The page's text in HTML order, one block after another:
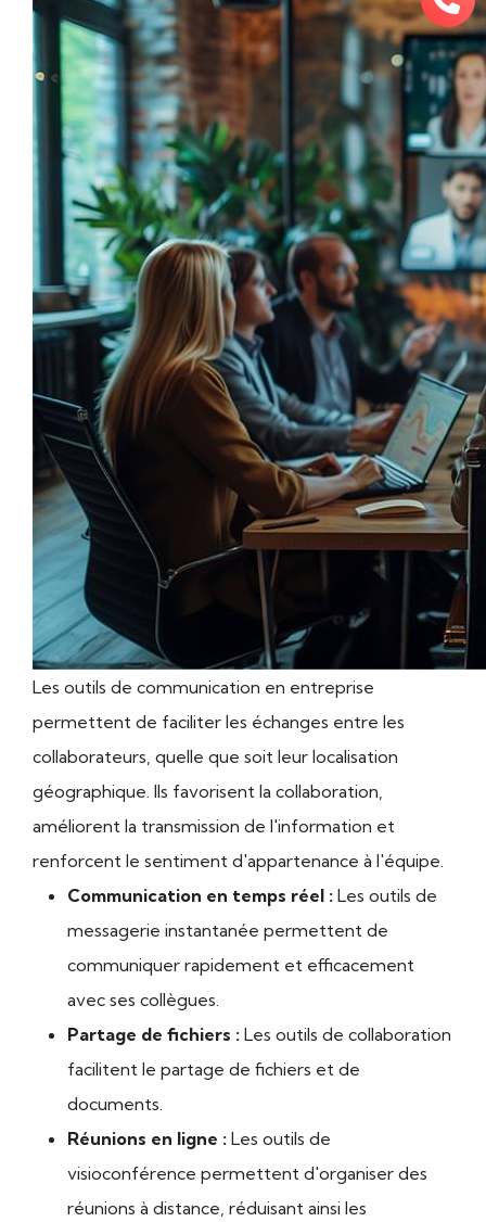
Les outils de communication en entreprise
permettent de faciliter les échanges entre les
collaborateurs, quelle que soit leur localisation
géographique. Ils favorisent la collaboration,
améliorent la transmission de l'information et
renforcent le sentiment d'appartenance à l'équipe.
Communication en temps réel : Les outils de
messagerie instantanée permettent de
communiquer rapidement et efficacement
avec ses collègues.
Partage de fichiers : Les outils de collaboration
facilitent le partage de fichiers et de
documents.
Réunions en ligne : Les outils de
visioconférence permettent d'organiser des
réunions à distance, réduisant ainsi les